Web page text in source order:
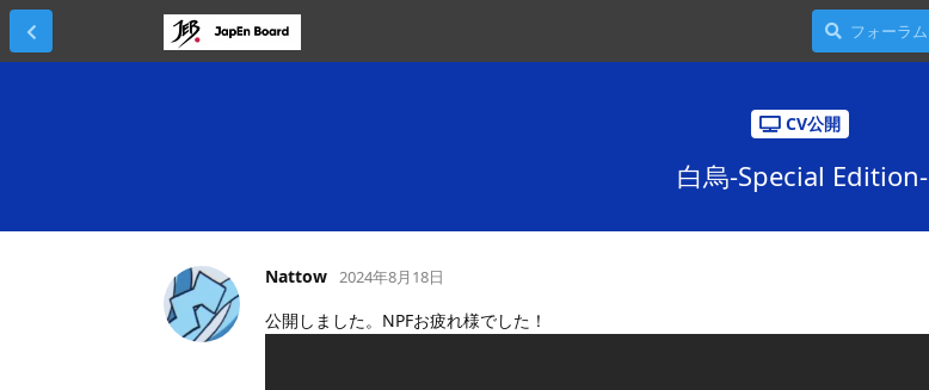
CV公開
白烏-Special Edition-
Nattow 2024年8月18日
公開しました。NPFお疲れ様でした！